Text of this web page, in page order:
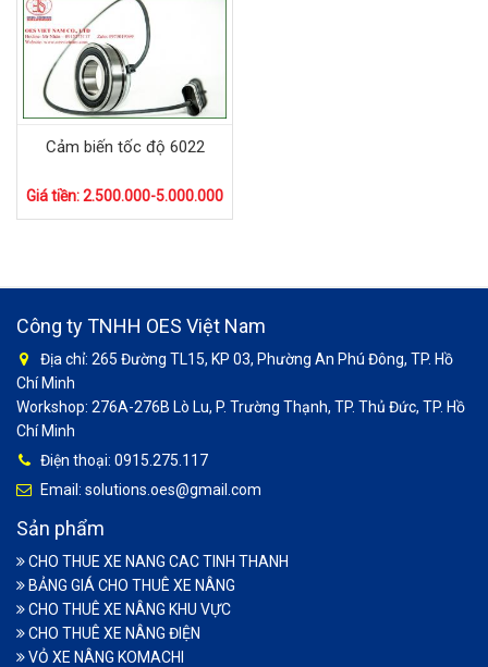
Cảm biến tốc độ 6022
Giá tiền: 2.500.000-5.000.000
Công ty TNHH OES Việt Nam
Địa chỉ: 265 Đường TL15, KP 03, Phường An Phú Đông, TP. Hồ
Chí Minh
Workshop: 276A-276B Lò Lu, P. Trường Thạnh, TP. Thủ Đức, TP. Hồ
Chí Minh
Điện thoại: 0915.275.117
Email: solutions.oes@gmail.com
Sản phẩm
CHO THUE XE NANG CAC TINH THANH
BẢNG GIÁ CHO THUÊ XE NÂNG
CHO THUÊ XE NÂNG KHU VỰC
CHO THUÊ XE NÂNG ĐIỆN
VỎ XE NÂNG KOMACHI